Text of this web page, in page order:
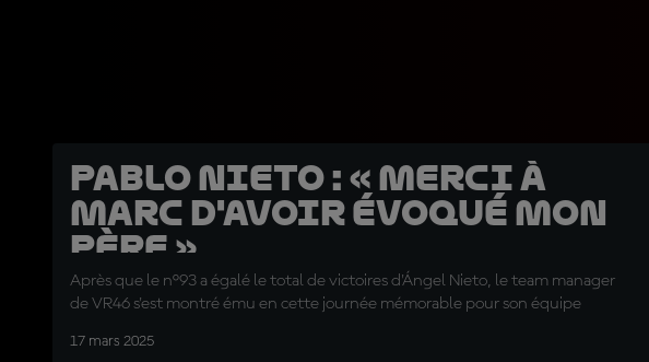
Pablo Nieto : « Merci à
Marc d'avoir évoqué mon
père »
Après que le n°93 a égalé le total de victoires d'Ángel Nieto, le team manager
de VR46 s'est montré ému en cette journée mémorable pour son équipe
17 mars 2025